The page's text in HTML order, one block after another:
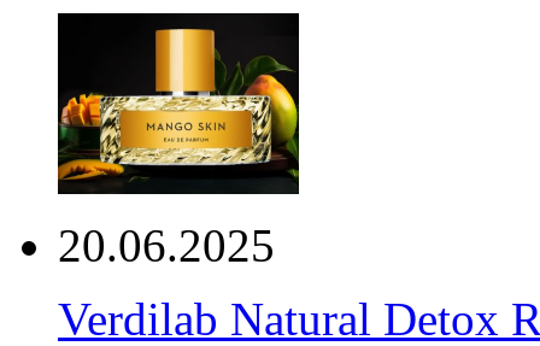
20.06.2025
Verdilab Natural Detox